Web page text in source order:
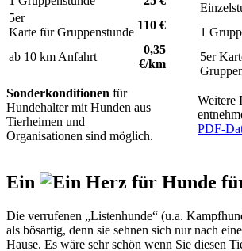
5er
Karte für Gruppenstunde
110 €
ab 10 km Anfahrt
0,35
€/km
Sonderkonditionen für
Hundehalter mit Hunden aus
Tierheimen und
Organisationen sind möglich.
1
5er
Weitere
PDF-
Ein
Die verrufenen „Listenhunde“ (u.a.
als bösartig, denn sie sehnen sich nur nach
Hause. Es wäre sehr schön wenn Sie diesen